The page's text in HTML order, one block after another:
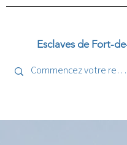
Esclaves de Fort-